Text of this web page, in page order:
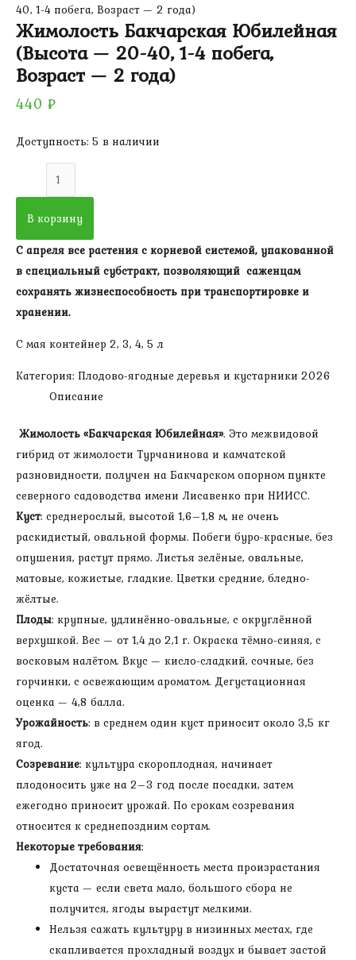
40, 1-4 побега, Возраст — 2 года)
Жимолость Бакчарская Юбилейная
(Высота — 20-40, 1-4 побега,
Возраст — 2 года)
440 ₽
Доступность: 5 в наличии
Количество
товара
Жимолость
Юбилейная
(Высота
-
20-
40,
4
побега,
2
года)
В корзину
С апреля все растения с корневой системой, упакованной
в специальный субстракт, позволяющий саженцам
сохранять жизнеспособность при транспортировке и
хранении.
С мая контейнер 2, 3, 4, 5 л
Категория: Плодово-ягодные деревья и кустарники 2026
Описание
Жимолость «Бакчарская Юбилейная». Это межвидовой
гибрид от жимолости Турчанинова и камчатской
разновидности, получен на Бакчарском опорном пункте
северного садоводства имени Лисавенко при НИИСС.
Куст: среднерослый, высотой 1,6–1,8 м, не очень
раскидистый, овальной формы. Побеги буро-красные, без
опушения, растут прямо. Листья зелёные, овальные,
матовые, кожистые, гладкие. Цветки средние, бледно-
жёлтые.
Плоды: крупные, удлинённо-овальные, с округлённой
верхушкой. Вес — от 1,4 до 2,1 г. Окраска тёмно-синяя, с
восковым налётом. Вкус — кисло-сладкий, сочные, без
горчинки, с освежающим ароматом. Дегустационная
оценка — 4,8 балла.
Урожайность: в среднем один куст приносит около 3,5 кг
ягод.
Созревание: культура скороплодная, начинает
плодоносить уже на 2–3 год после посадки, затем
ежегодно приносит урожай. По срокам созревания
относится к среднепоздним сортам.
Некоторые требования:
Достаточная освещённость места произрастания
куста — если света мало, большого сбора не
получится, ягоды вырастут мелкими.
Нельзя сажать культуру в низинных местах, где
скапливается прохладный воздух и бывает застой